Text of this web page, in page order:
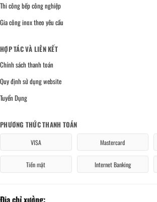
Thi công bếp công nghiệp
Gia công inox theo yêu cầu
HỢP TÁC VÀ LIÊN KẾT
Chính sách thanh toán
Quy định sử dụng website
Tuyển Dụng
PHƯƠNG THỨC THANH TOÁN
VISA Mastercard
Tiền mặt Internet Banking
Địa chỉ xưởng: